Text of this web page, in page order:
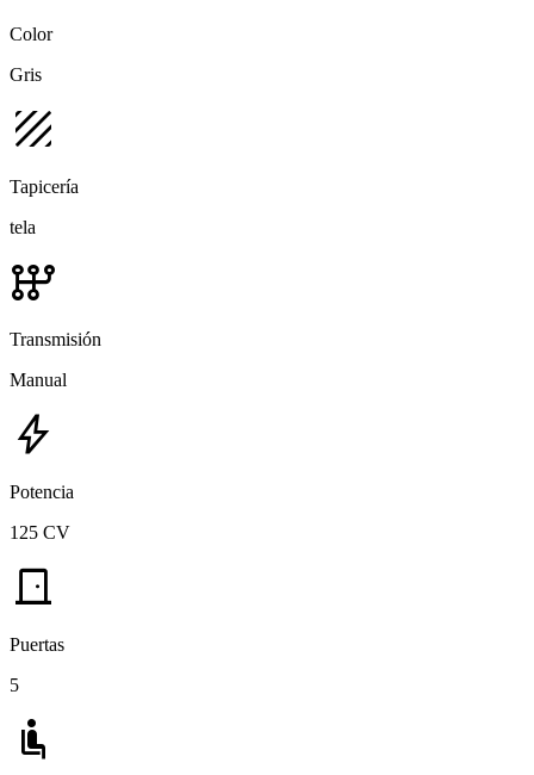
Color
Gris
texture
Tapicería
tela
auto_transmission
Transmisión
Manual
bolt
Potencia
125 CV
door_front
Puertas
5
airline_seat_recline_normal